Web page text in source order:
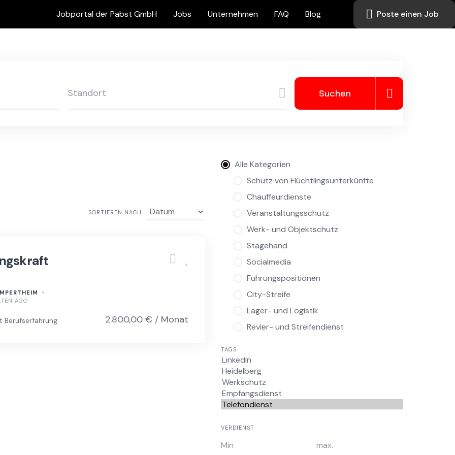
Jobportal der Pabst GmbH Jobs Unternehmen FAQ Blog Poste einen Job
Suchen
SORTIEREN NACH
AGO
Berufserfahrung 2.800,00 € / Monat
Alle Kategorien
Schutz von Flüchtlingsunterkünfte
Chauffeurdienste
Veranstaltungsschutz
Werk- und Objektschutz
Stagehand
Socialmedia
Führungspositionen
City-Streife
Lager- und Logistik
Revier- und Streifendienst
TAGS
VERDIENST